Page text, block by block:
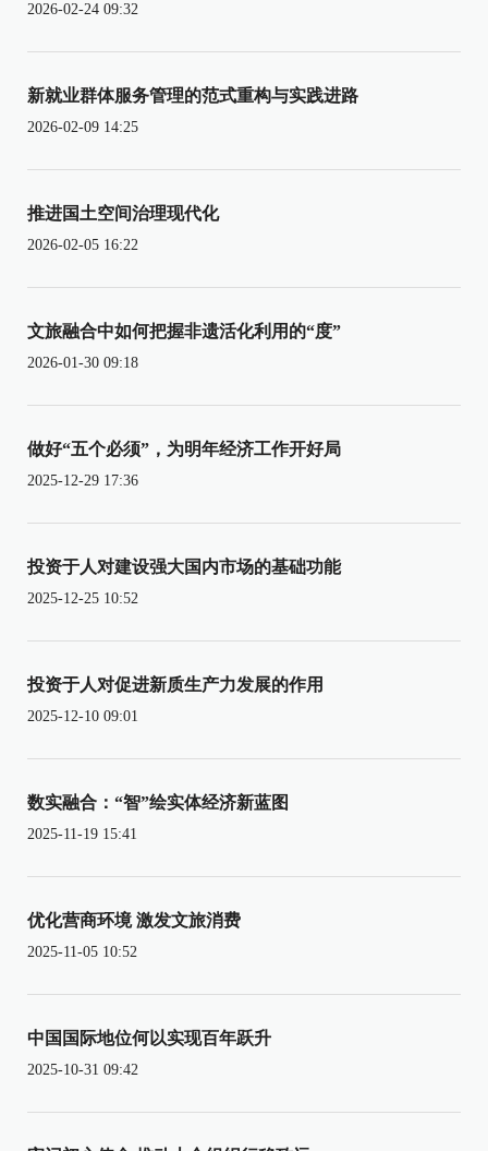
2026-02-24 09:32
新就业群体服务管理的范式重构与实践进路
2026-02-09 14:25
推进国土空间治理现代化
2026-02-05 16:22
文旅融合中如何把握非遗活化利用的“度”
2026-01-30 09:18
做好“五个必须”，为明年经济工作开好局
2025-12-29 17:36
投资于人对建设强大国内市场的基础功能
2025-12-25 10:52
投资于人对促进新质生产力发展的作用
2025-12-10 09:01
数实融合：“智”绘实体经济新蓝图
2025-11-19 15:41
优化营商环境 激发文旅消费
2025-11-05 10:52
中国国际地位何以实现百年跃升
2025-10-31 09:42